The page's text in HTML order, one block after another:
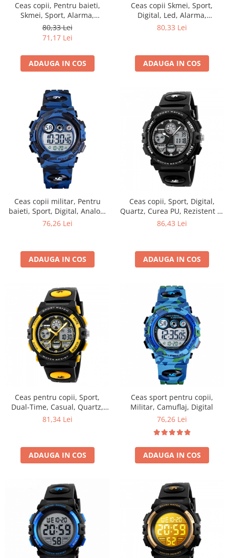
Ceas copii, Pentru baieti,
Skmei, Sport, Alarma,
Cronometru, Digital, Camuflaj,
Army Green
80,33 Lei
71,17 Lei
ADAUGA IN COS
Ceas copii Skmei, Sport,
Digital, Led, Alarma,
Cronometru, Rezistent la apa
80,33 Lei
ADAUGA IN COS
Ceas copii militar, Pentru
baieti, Sport, Digital, Analog,
Army, Rezistent la socuri
76,26 Lei
ADAUGA IN COS
Ceas copii, Sport, Digital,
Quartz, Curea PU, Rezistent la
inot
86,43 Lei
ADAUGA IN COS
Ceas pentru copii, Sport,
Dual-Time, Casual, Quartz,
Curea din PU
81,34 Lei
ADAUGA IN COS
Ceas sport pentru copii,
Militar, Camuflaj, Digital
76,26 Lei
ADAUGA IN COS